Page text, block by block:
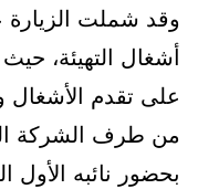
وقد شملت الزيارة
أشغال التهيئة،
على تقدم الأشغال
من طرف الشركة
بحضور نائبه